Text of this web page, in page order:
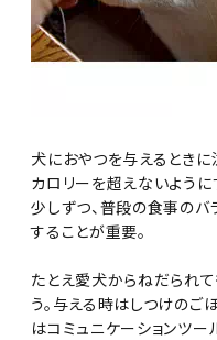
犬におやつを与えるとき
カロリーを超えないよう
少しずつ、普段の食事の
することが重要。
たとえ愛犬からねだられ
う。与える時はしつけのご
はコミュニケーションツー